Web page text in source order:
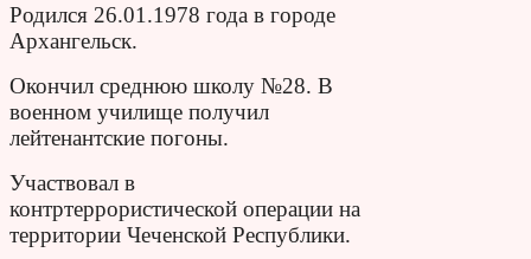
Родился 26.01.1978 года в городе
Архангельск.
Окончил среднюю школу №28. В
военном училище получил
лейтенантские погоны.
Участвовал в
контртеррористической операции на
территории Чеченской Республики.